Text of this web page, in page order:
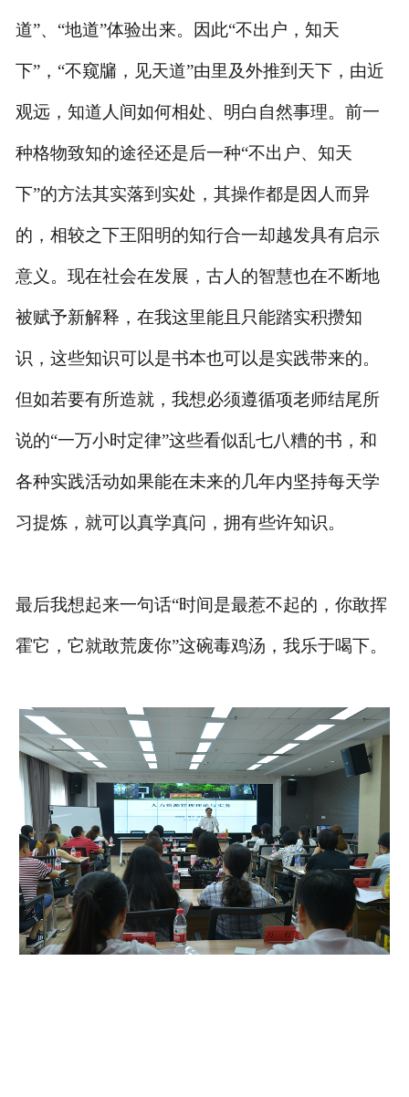
道”、“地道”体验出来。因此“不出户，知天
下”，“不窥牖，见天道”由里及外推到天下，由近
观远，知道人间如何相处、明白自然事理。前一
种格物致知的途径还是后一种“不出户、知天
下”的方法其实落到实处，其操作都是因人而异
的，相较之下王阳明的知行合一却越发具有启示
意义。现在社会在发展，古人的智慧也在不断地
被赋予新解释，在我这里能且只能踏实积攒知
识，这些知识可以是书本也可以是实践带来的。
但如若要有所造就，我想必须遵循项老师结尾所
说的“一万小时定律”这些看似乱七八糟的书，和
各种实践活动如果能在未来的几年内坚持每天学
习提炼，就可以真学真问，拥有些许知识。
最后我想起来一句话“时间是最惹不起的，你敢挥
霍它，它就敢荒废你”这碗毒鸡汤，我乐于喝下。